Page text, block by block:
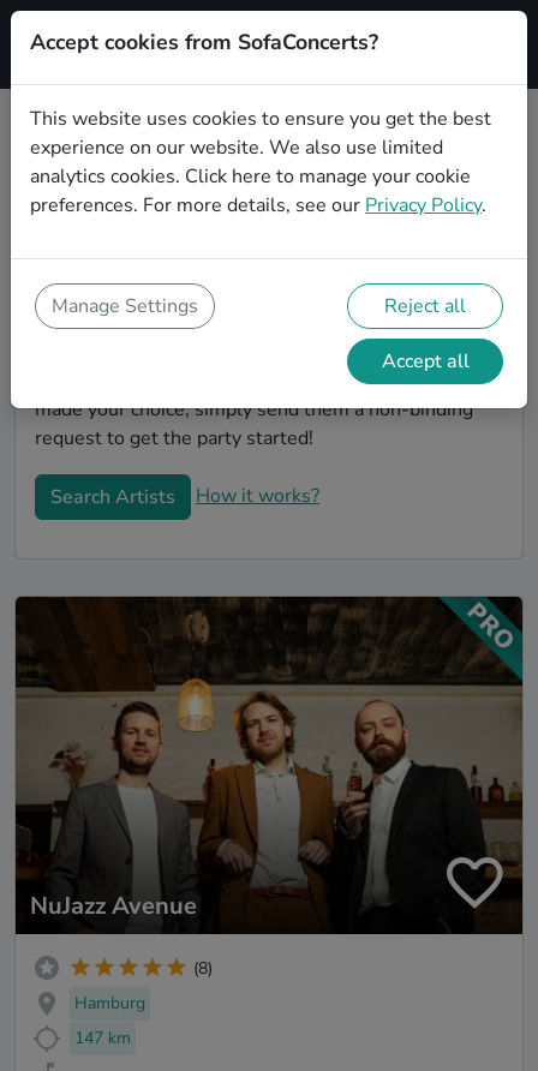
Signup
Book Instrumental wedding party
bands in Braunschweig
band to play your big day in Braunschweig? You're in
the right spot! At SofaConcerts you'll discover unique,
professional, creative bands that will work with you to
make your big day a success! Browse our bands, listen
to their music, watch their videos, and when you've
made your choice, simply send them a non-binding
request to get the party started!
Search Artists How it works?
NuJazz Avenue
(8)
Hamburg
147 km
Accept cookies from SofaConcerts?
This website uses cookies to ensure you get the best
experience on our website. We also use limited
analytics cookies. Click here to manage your cookie
preferences. For more details, see our Privacy Policy.
Manage Settings Reject all
Accept all